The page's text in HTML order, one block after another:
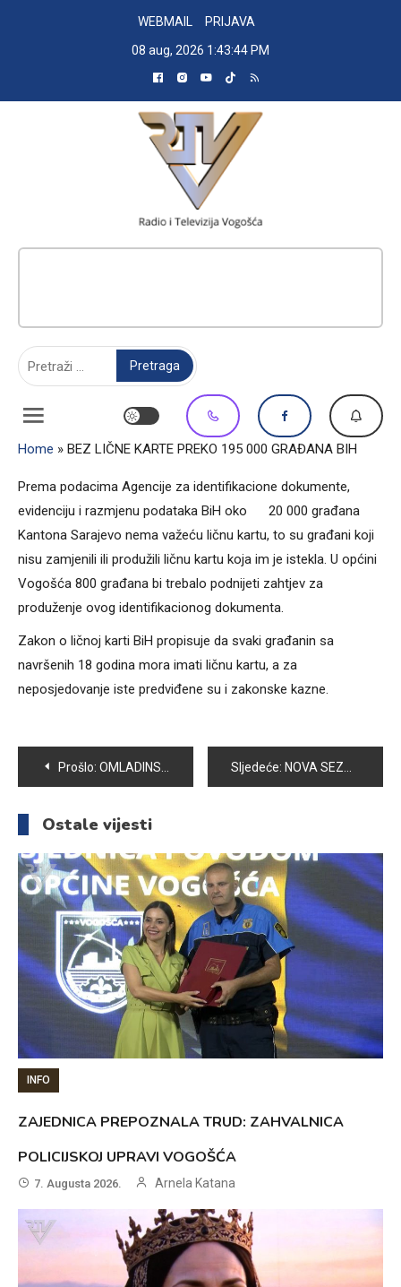
WEBMAIL
PRIJAVA
08 aug, 2026 1:43:45 PM
Home » BEZ LIČNE KARTE PREKO 195 000 GRAĐANA BIH
Prema podacima Agencije za identifikacione dokumente,
evidenciju i razmjenu podataka BiH oko 20 000 građana
Kantona Sarajevo nema važeću ličnu kartu, to su građani koji
nisu zamjenili ili produžili ličnu kartu koja im je istekla. U općini
Vogošća 800 građana bi trebalo podnijeti zahtjev za
produženje ovog identifikacionog dokumenta.
Zakon o ličnoj karti BiH propisuje da svaki građanin sa
navršenih 18 godina mora imati ličnu kartu, a za
neposjedovanje iste predviđene su i zakonske kazne.
Navigacija
članaka
Prošlo: OMLADINSKO UDRUŽENJE „TEMPO“ DANAS PODIJELILO 20 HUMANITARNIH PAKETA ZA SOCIJALNO UGROŽENE PORODICE Sljedeće: NOVA SEZONA U KARATE KLUBU SAMBON
Ostale vijesti
INFO
ZAJEDNICA PREPOZNALA TRUD: ZAHVALNICA
POLICIJSKOJ UPRAVI VOGOŠĆA
7. Augusta 2026. Arnela Katana